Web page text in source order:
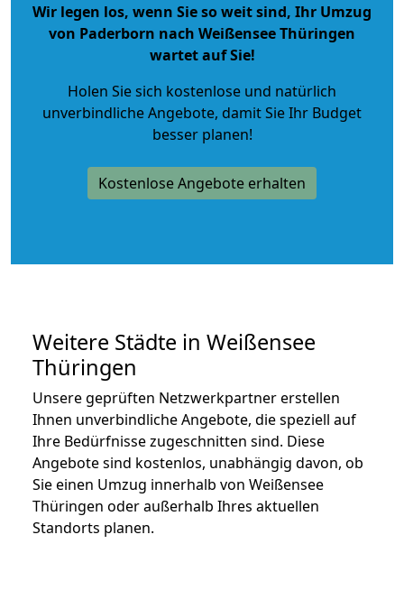
Wir legen los, wenn Sie so weit sind, Ihr Umzug
von Paderborn nach Weißensee Thüringen
wartet auf Sie!
Holen Sie sich kostenlose und natürlich
unverbindliche Angebote, damit Sie Ihr Budget
besser planen!
Kostenlose Angebote erhalten
Weitere Städte in Weißensee
Thüringen
Unsere geprüften Netzwerkpartner erstellen
Ihnen unverbindliche Angebote, die speziell auf
Ihre Bedürfnisse zugeschnitten sind. Diese
Angebote sind kostenlos, unabhängig davon, ob
Sie einen Umzug innerhalb von Weißensee
Thüringen oder außerhalb Ihres aktuellen
Standorts planen.